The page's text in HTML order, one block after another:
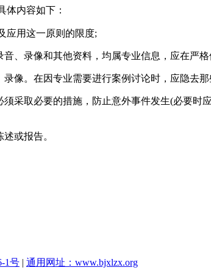
体内容如下：
应用这一原则的限度;
、录像和其他资料，均属专业信息，应在严
像。在因专业需要进行案例讨论时，应隐去
采取必要的措施，防止意外事件发生(必要
或报告。
1号 | 通用网址：www.bjxlzx.org